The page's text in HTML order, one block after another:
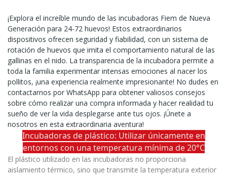
¡Explora el increíble mundo de las incubadoras Fiem de Nueva
Generación para 24-72 huevos! Estos extraordinarios
dispositivos ofrecen seguridad y fiabilidad, con un sistema de
rotación de huevos que imita el comportamiento natural de las
gallinas en el nido. La transparencia de la incubadora permite a
toda la familia experimentar intensas emociones al nacer los
pollitos, ¡una experiencia realmente impresionante! No dudes en
contactarnos por WhatsApp para obtener valiosos consejos
sobre cómo realizar una compra informada y hacer realidad tu
sueño de ver la vida desplegarse ante tus ojos. ¡Únete a
nosotros en esta extraordinaria aventura!
Incubadoras de plástico: Utilizar únicamente en
entornos con una temperatura mínima de 20°C
El plástico utilizado en las incubadoras no proporciona
aislamiento térmico, sino que transmite la temperatura exterior